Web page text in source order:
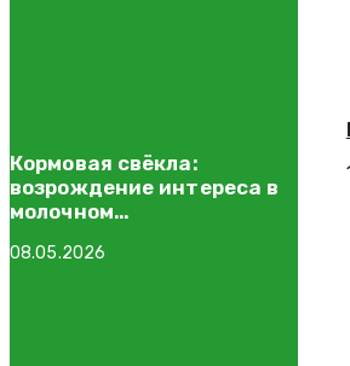
Кормовая свёкла:
возрождение интереса в
молочном
08.05.2026